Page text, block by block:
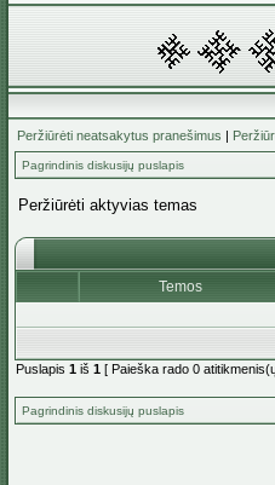
Peržiūrėti neatsakytus pranešimus |
Pagrindinis diskusijų puslapis
Peržiūrėti aktyvias temas
Temos
Puslapis 1 iš 1 [ Paieška rado 0
Pagrindinis diskusijų puslapis